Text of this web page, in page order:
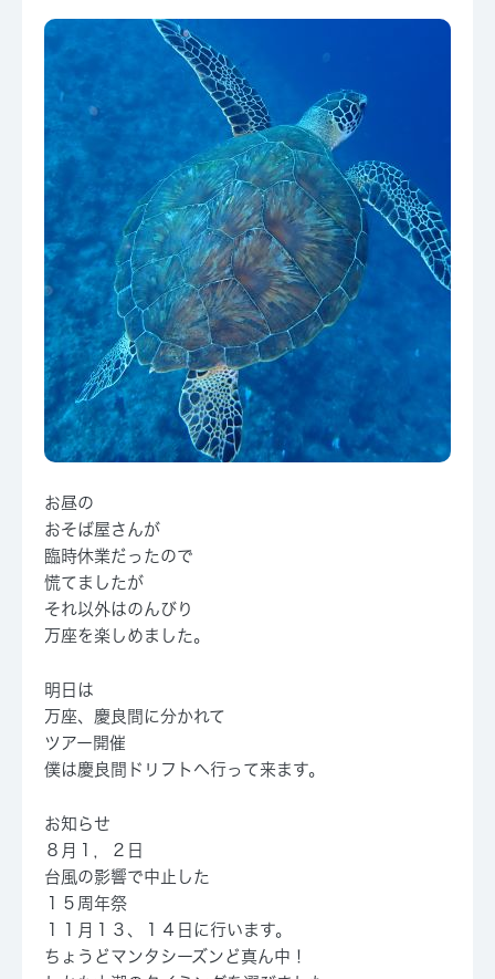
お昼の
おそば屋さんが
臨時休業だったので
慌てましたが
それ以外はのんびり
万座を楽しめました。
明日は
万座、慶良間に分かれて
ツアー開催
僕は慶良間ドリフトへ行って来ます。
お知らせ
８月１，２日
台風の影響で中止した
１５周年祭
１１月１３、１４日 に行います。
ちょうどマンタシーズンど真ん中！